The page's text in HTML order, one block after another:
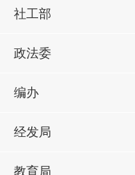
社工部
政法委
编办
经发局
教育局